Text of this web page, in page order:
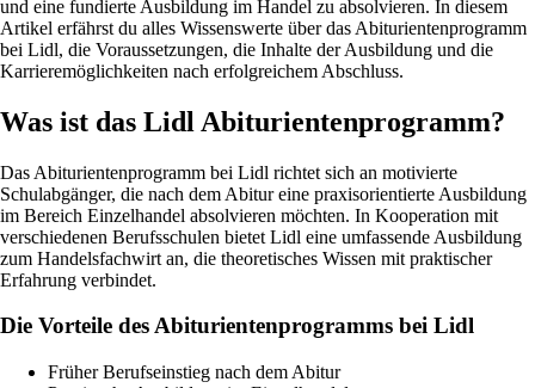
und eine fundierte Ausbildung im Handel zu absolvieren. In diesem
Artikel erfährst du alles Wissenswerte über das Abiturientenprogramm
bei Lidl, die Voraussetzungen, die Inhalte der Ausbildung und die
Karrieremöglichkeiten nach erfolgreichem Abschluss.
Was ist das Lidl Abiturientenprogramm?
Das Abiturientenprogramm bei Lidl richtet sich an motivierte
Schulabgänger, die nach dem Abitur eine praxisorientierte Ausbildung
im Bereich Einzelhandel absolvieren möchten. In Kooperation mit
verschiedenen Berufsschulen bietet Lidl eine umfassende Ausbildung
zum Handelsfachwirt an, die theoretisches Wissen mit praktischer
Erfahrung verbindet.
Die Vorteile des Abiturientenprogramms bei Lidl
Früher Berufseinstieg nach dem Abitur